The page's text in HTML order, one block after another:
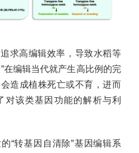
求高编辑效率，导致水稻等
在编辑当代就产生高比例的完
造成植株死亡或不育，进而
该类基因功能的解析与利
“转基因自清除”基因编辑系